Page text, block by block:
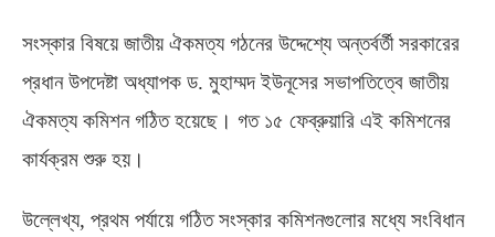
সংস্কার বিষয়ে জাতীয় ঐকমত্য গঠনের উদ্দেশ্যে অন্তর্বর্তী সরকারের
প্রধান উপদেষ্টা অধ্যাপক ড. মুহাম্মদ ইউনূসের সভাপতিত্বে জাতীয়
ঐকমত্য কমিশন গঠিত হয়েছে। গত ১৫ ফেব্রুয়ারি এই কমিশনের
কার্যক্রম শুরু হয়।
উল্লেখ্য, প্রথম পর্যায়ে গঠিত সংস্কার কমিশনগুলোর মধ্যে সংবিধান